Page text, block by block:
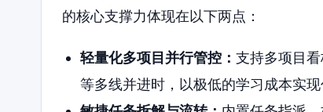
的核心支撑力体现在以下两点：
轻量化多项目并行管控： 支持多项目
等多线并进时，以极低的学习成本实